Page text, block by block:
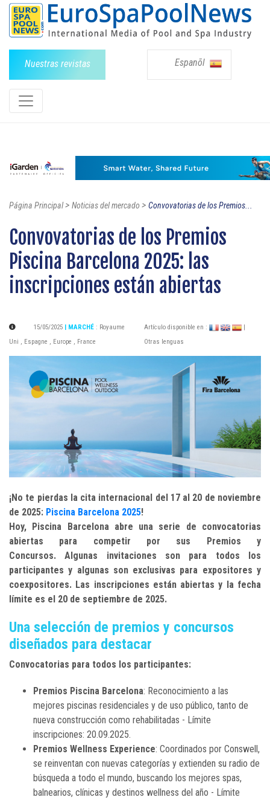
Nuestras revistas Espanõl
Página Principal> Noticias del mercado > Convovatorias de los Premios...
Convovatorias de los Premios
Piscina Barcelona 2025: las
inscripciones están abiertas
15/05/2025 | MARCHÉ : Royaume
Uni , Espagne , Europe , France
Artículo disponible en :
Otras lenguas
¡No te pierdas la cita internacional del 17 al 20 de noviembre
de 2025: Piscina Barcelona 2025!
Hoy, Piscina Barcelona abre una serie de convocatorias
abiertas para competir por sus Premios y
Concursos.Algunas invitaciones son para todos los
participantes y algunas son exclusivas para expositores y
coexpositores. Las inscripciones están abiertas y la fecha
límite es el 20 de septiembre de 2025.
Una selección de premios y concursos
diseñados para destacar
Convocatorias para todos los participantes:
Premios Piscina Barcelona: Reconocimiento a las
mejores piscinas residenciales y de uso público, tanto de
nueva construcción como rehabilitadas - Límite
inscripciones: 20.09.2025.
Premios Wellness Experience: Coordinados por Conswell,
se reinventan con nuevas categorías y extienden su radio de
búsqueda a todo el mundo, buscando los mejores spas,
balnearios, clínicas y destinos wellness del año - Límite